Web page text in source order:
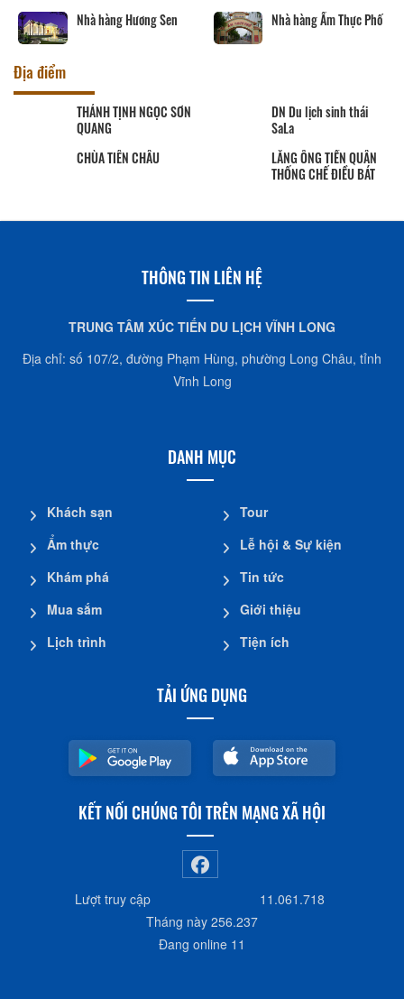
Nhà hàng Hương Sen
Nhà hàng Ẩm Thực Phố
Địa điểm
THÁNH TỊNH NGỌC SƠN
QUANG
DN Du lịch sinh thái
SaLa
CHÙA TIÊN CHÂU
LĂNG ÔNG TIỀN QUÂN
THỐNG CHẾ ĐIỀU BÁT
THÔNG TIN LIÊN HỆ
Địa chỉ: số 107/2, đường Phạm Hùng, phường Long Châu, tỉnh
DANH MỤC
TẢI ỨNG DỤNG
KẾT NỐI CHÚNG TÔI TRÊN MẠNG XÃ HỘI
Lượt truy cập
Tháng này
256.237